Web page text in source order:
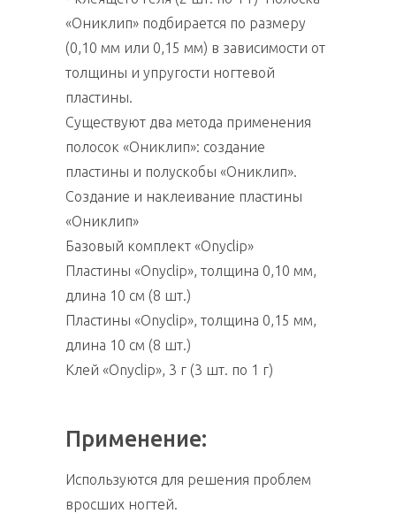
«Ониклип» подбирается по размеру
(0,10 мм или 0,15 мм) в зависимости от
толщины и упругости ногтевой
пластины.
Существуют два метода применения
полосок «Ониклип»: создание
пластины и полускобы «Ониклип».
Создание и наклеивание пластины
«Ониклип»
Базовый комплект «Onyclip»
Пластины «Onyclip», толщина 0,10 мм,
длина 10 см (8 шт.)
Пластины «Onyclip», толщина 0,15 мм,
длина 10 см (8 шт.)
Клей «Onyclip», 3 г (3 шт. по 1 г)
Применение:
Используются для решения проблем
вросших ногтей.